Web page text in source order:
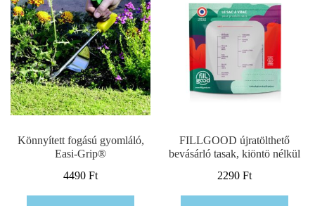
Könnyített fogású gyomláló,
Easi-Grip®
4490 Ft
FILLGOOD újratölthető
bevásárló tasak, kiöntö nélkül
2290 Ft